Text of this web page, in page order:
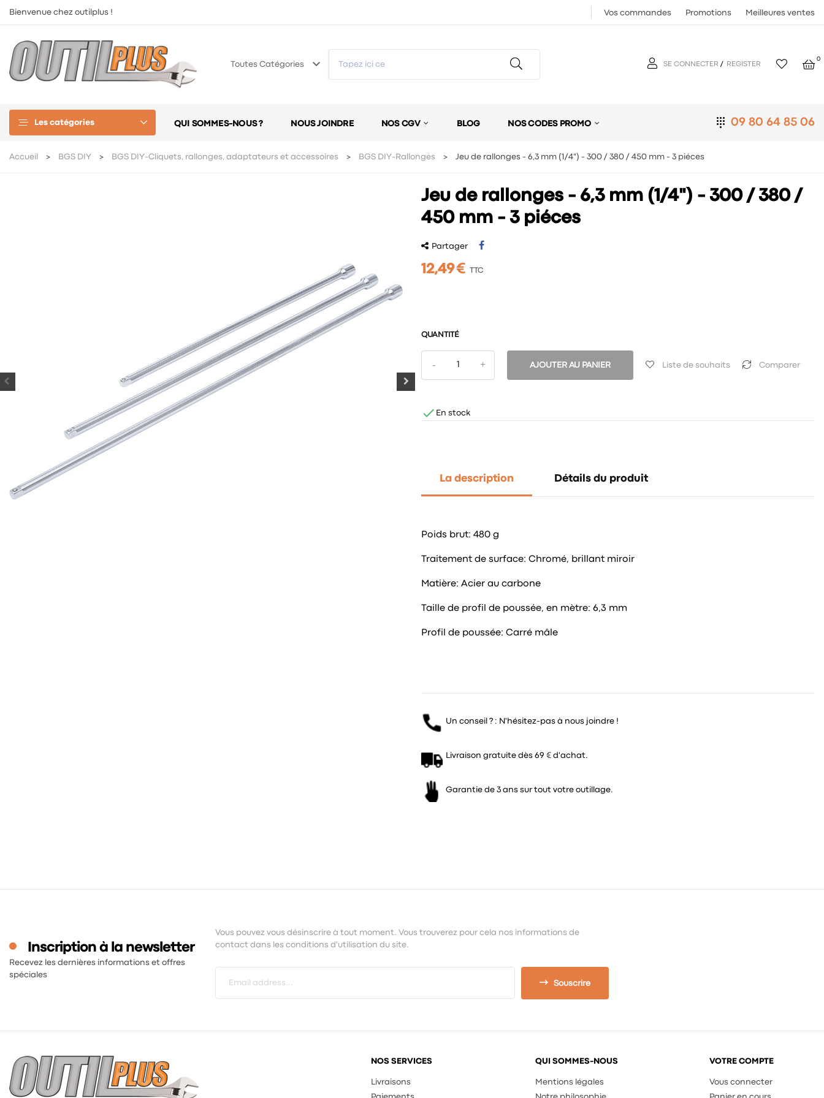
Bienvenue chez outilplus ! Vos commandes Promotions Meilleures ventes
Toutes Catégories keyboard_arrow_down SE CONNECTER / REGISTER
0
Les catégories QUI SOMMES-NOUS ? NOUS JOINDRE NOS CGV BLOG NOS CODES PROMO 09 80 64 85 06
Accueil BGS DIY BGS DIY-Cliquets, rallonges, adaptateurs et accessoires BGS DIY-Rallonges Jeu de rallonges - 6,3 mm (1/4") - 300 / 380 / 450 mm - 3 piéces
Jeu de rallonges - 6,3 mm (1/4") - 300 / 380 /
450 mm - 3 piéces
Partager
12,49 € TTC
QUANTITÉ
AJOUTER AU PANIER Liste de souhaits Comparer
 En stock
La description Détails du produit
Poids brut: 480 g
Traitement de surface: Chromé, brillant miroir
Matière: Acier au carbone
Taille de profil de poussée, en mètre: 6,3 mm
Profil de poussée: Carré mâle
Un conseil ? : N'hésitez-pas à nous joindre !
Livraison gratuite dès 69 € d'achat.
Garantie de 3 ans sur tout votre outillage.
Inscription à la newsletter
Recevez les dernières informations et offres
spéciales
Vous pouvez vous désinscrire à tout moment. Vous trouverez pour cela nos informations de
contact dans les conditions d'utilisation du site.
Souscrire
NOS SERVICES
Livraisons
QUI SOMMES-NOUS
Mentions légales
VOTRE COMPTE
Vous connecter